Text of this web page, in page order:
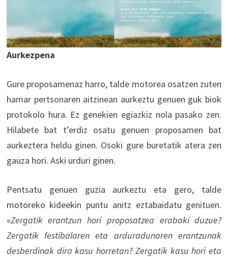
Aurkezpena
Gure proposamenaz harro, talde motorea osatzen zuten
hamar pertsonaren aitzinean aurkeztu genuen guk biok
protokolo hura. Ez genekien egiazkiz nola pasako zen.
Hilabete bat t’erdiz osatu genuen proposamen bat
aurkeztera heldu ginen. Osoki gure buretatik atera zen
gauza hori. Aski urduri ginen.
Pentsatu genuen guzia aurkeztu eta gero, talde
motoreko kideekin puntu anitz eztabaidatu genituen.
«Zergatik erantzun hori proposatzea erabaki duzue?
Zergatik festibalaren eta arduradunaren erantzunak
desberdinak dira kasu horretan? Zergatik kasu hori eta